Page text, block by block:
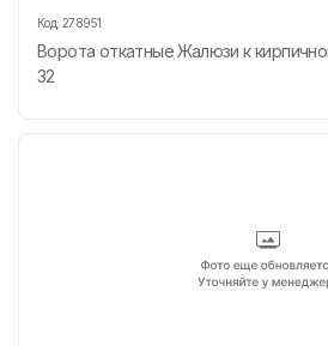
Код: 278951
Ворота откатные Жалюзи к
32